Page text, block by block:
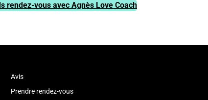
rendez-vous avec Agnès Love Coach
Avis
Prendre rendez-vous